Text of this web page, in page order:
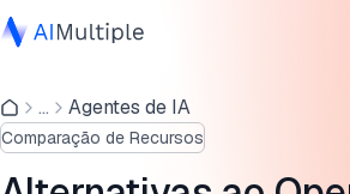
IA Agêntica
Segurança cibernética
Dados
... Agentes de IA
Comparação de Recursos
Por que razão as pessoas usam
IA autónomos?